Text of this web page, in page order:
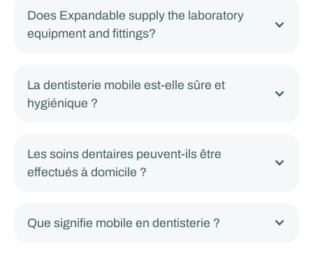
Does Expandable supply the laboratory
equipment and fittings?
La dentisterie mobile est-elle sûre et
hygiénique ?
Les soins dentaires peuvent-ils être
effectués à domicile ?
Que signifie mobile en dentisterie ?